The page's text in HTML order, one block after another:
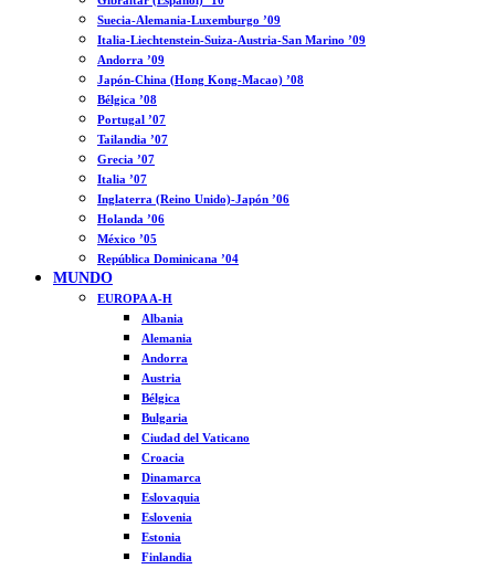
Suecia-Alemania-Luxemburgo ’09
Italia-Liechtenstein-Suiza-Austria-San Marino ’09
Andorra ’09
Japón-China (Hong Kong-Macao) ’08
Bélgica ’08
Portugal ’07
Tailandia ’07
Grecia ’07
Italia ’07
Inglaterra (Reino Unido)-Japón ’06
Holanda ’06
México ’05
República Dominicana ’04
MUNDO
EUROPA A-H
Albania
Alemania
Andorra
Austria
Bélgica
Bulgaria
Ciudad del Vaticano
Croacia
Dinamarca
Eslovaquia
Eslovenia
Estonia
Finlandia